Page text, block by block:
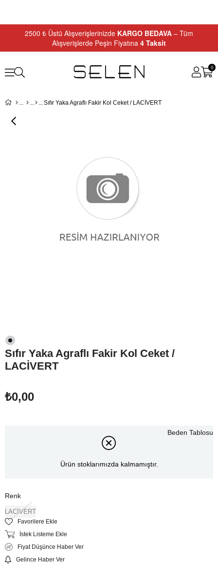
2500 ₺ Üstü Alışverişlerinizde KARGO BEDAVA – Tüm
Alışverişlerde Peşin Fiyatına 4 Taksit
0
Sıfır Yaka Agraflı Fakir Kol Ceket / LACİVERT
Sıfır Yaka Agraflı Fakir Kol Ceket /
LACİVERT
₺0,00
Ürün stoklarımızda kalmamıştır.
Beden Tablosu
Renk
LACİVERT
Favorilere Ekle
İstek Listeme Ekle
Fiyat Düşünce Haber Ver
Gelince Haber Ver